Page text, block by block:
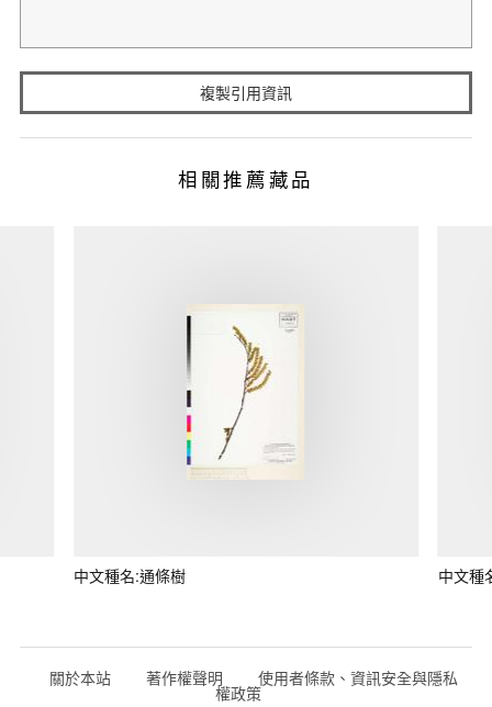
複製引用資訊
相關推薦藏品
中文種名:通條樹 中文種
關於本站 著作權聲明 使用者條款、資訊安全與隱私
權政策